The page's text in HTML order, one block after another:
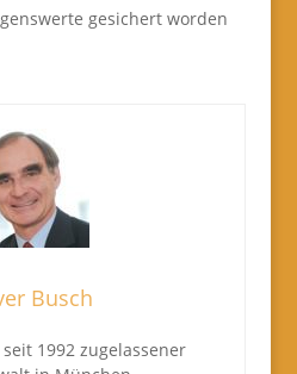
gesichert worden
Busch
1992 zugelassener